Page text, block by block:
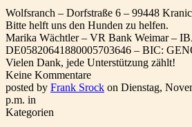
Wolfsranch – Dorfstraße 6 – 99448
Bitte helft uns den Hunden zu helfen.
Marika Wächtler – VR Bank Weimar –
DE05820641880005703646 – BIC:
Vielen Dank, jede Unterstützung zählt!
Keine Kommentare
posted by Frank Srock on Dienstag,
p.m. in
Kategorien